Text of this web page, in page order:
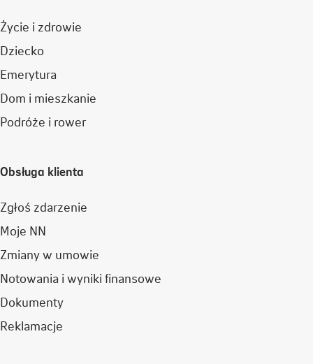
Życie i zdrowie
Dziecko
Emerytura
Dom i mieszkanie
Podróże i rower
Obsługa klienta
Zgłoś zdarzenie
Moje NN
Zmiany w umowie
Notowania i wyniki finansowe
Dokumenty
Reklamacje